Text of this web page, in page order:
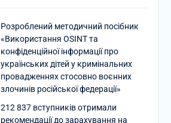
Розроблений методичний посібник
«Використання OSINT та
конфіденційної інформації про
українських дітей у кримінальних
провадженнях стосовно воєнних
злочинів російської федерації»
212 837 вступників отримали
рекомендації до зарахування на